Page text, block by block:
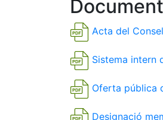
Acta del
Sistema intern
Oferta pública
Designació